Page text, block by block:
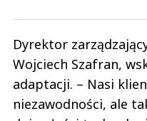
Dyrektor
Wojciech Szafran,
adaptacji. – Nasi
niezawodności, ale